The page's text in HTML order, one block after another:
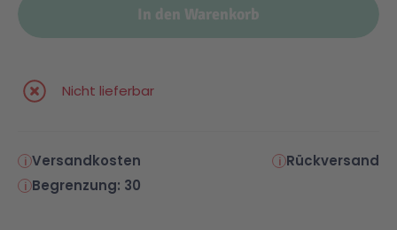
In den Warenkorb
Nicht lieferbar
Versandkosten
Rückversand
Begrenzung: 30